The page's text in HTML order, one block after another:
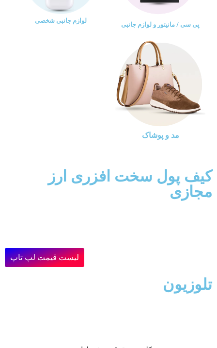
پی سی / مانیتور و لوازم جانبی
لوازم جانبی شخصی
مد و پوشاک
کیف پول سخت افزری ارز
مجازی
لیست قیمت لپ تاپ
تلوزیون